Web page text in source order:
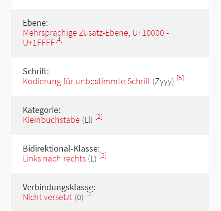
Ebene:
Mehrsprachige Zusatz-Ebene, U+10000 -
U+1FFFF[4]
Schrift:
Kodierung für unbestimmte Schrift(Zyyy) [5]
Kategorie:
Kleinbuchstabe (Ll) [2]
Bidirektional-Klasse:
Links nach rechts(L) [2]
Verbindungsklasse:
Nicht versetzt(0) [2]